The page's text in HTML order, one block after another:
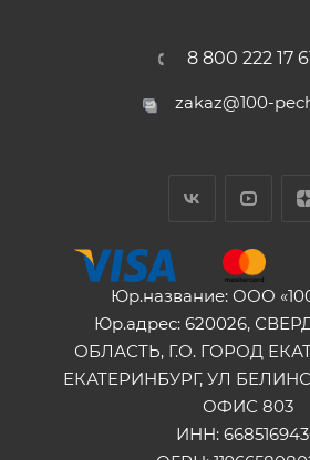
8 800 222 17
zakaz@100-
Юр.название: ООО
Юр.адрес: 620026,
ОБЛАСТЬ, Г.О. ГОРОД
ЕКАТЕРИНБУРГ, УЛ
ОФИС 803
ИНН: